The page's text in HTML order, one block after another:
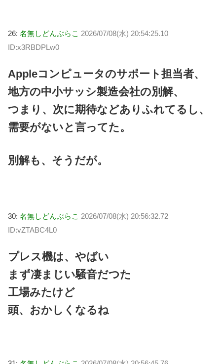
26: 名無しどんぶらこ 2026/07/08(水) 20:54:25.10
ID:x3RBDPLw0
Appleコンピュータのサポート担当者、
地方の中小サッシ製造会社の別解、
つまり、次に期待などありふれてるし、
需要がないと言ってた。
別解も、そうだが。
30: 名無しどんぶらこ 2026/07/08(水) 20:56:32.72
ID:vZTABC4L0
プレス機は、やばい
まず凄まじい騒音だつた
工場みたけど
頭、おかしくなるね